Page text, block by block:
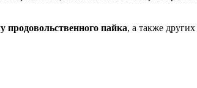
пайка, а также других